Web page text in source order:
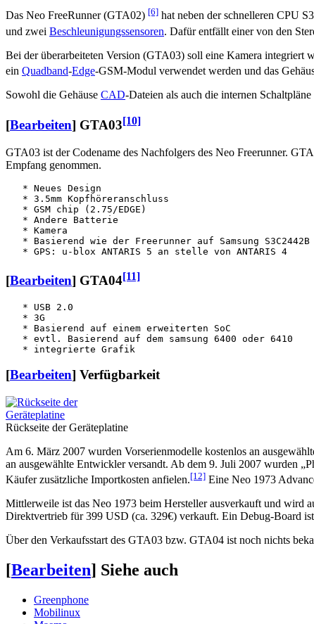
Das Neo FreeRunner (GTA02) [6] hat neben der schnelleren CPU
und zwei Beschleunigungssensoren. Dafür entfällt einer von den
Bei der überarbeiteten Version (GTA03) soll eine Kamera integriert
ein Quadband-Edge-GSM-Modul verwendet werden und das
Sowohl die Gehäuse CAD-Dateien als auch die internen
[Bearbeiten] GTA03[10]
GTA03 ist der Codename des Nachfolgers des Neo Freerunner.
Empfang genommen.
   * Neues Design
   * 3.5mm Kopfhöreranschluss
   * GSM chip (2.75/EDGE)
   * Andere Batterie
   * Kamera
* Basierend wie der Freerunner auf Samsung S3C2442B
[Bearbeiten] GTA04[11]
   * USB 2.0
   * 3G
   * Basierend auf einem erweiterten SoC
   * evtl. Basierend auf dem samsung 6400 oder 6410
[Bearbeiten] Verfügbarkeit
Rückseite der Geräteplatine
Am 6. März 2007 wurden Vorserienmodelle kostenlos an
an ausgewählte Entwickler versandt. Ab dem 9. Juli 2007 wurden
Käufer zusätzliche Importkosten anfielen.[12] Eine Neo 1973
Mittlerweile ist das Neo 1973 beim Hersteller ausverkauft und wird
Direktvertrieb für 399 USD (ca. 329€) verkauft. Ein Debug-Board
Über den Verkaufsstart des GTA03 bzw. GTA04 ist noch nichts
[Bearbeiten] Siehe auch
Greenphone
Mobilinux